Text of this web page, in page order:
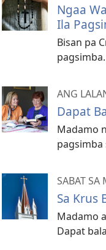
Ngaa
Ila
Bisan pa
ANG
Dapat
Madamo
pagsimba
SABAT SA
Sa Krus
Madamo
Dapat